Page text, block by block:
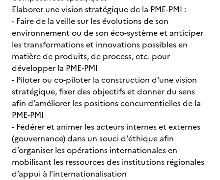
Elaborer une vision stratégique de la PME-PMI :
- Faire de la veille sur les évolutions de son
environnement ou de son éco-système et anticiper
les transformations et innovations possibles en
matière de produits, de process, etc. pour
développer la PME-PMI
- Piloter ou co-piloter la construction d'une vision
stratégique, fixer des objectifs et donner du sens
afin d’améliorer les positions concurrentielles de la
PME-PMI
- Fédérer et animer les acteurs internes et externes
(gouvernance) dans un souci d'éthique afin
d’organiser les opérations internationales en
mobilisant les ressources des institutions régionales
d’appui à l’internationalisation